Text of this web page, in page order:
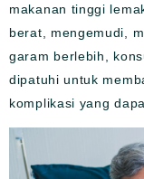
makanan tinggi
berat, mengemudi,
garam berlebih,
dipatuhi untuk
komplikasi yang